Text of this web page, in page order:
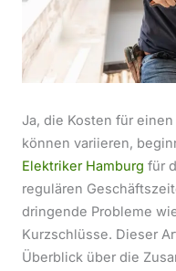
Ja, die Kosten für
können variieren,
Elektriker Hamburg für
regulären
dringende Probleme
Kurzschlüsse. Dieser
Überblick über die